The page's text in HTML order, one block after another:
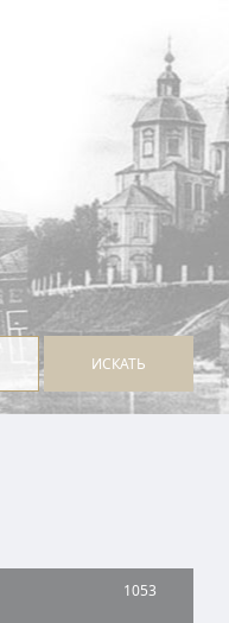
ИСКАТЬ
1053